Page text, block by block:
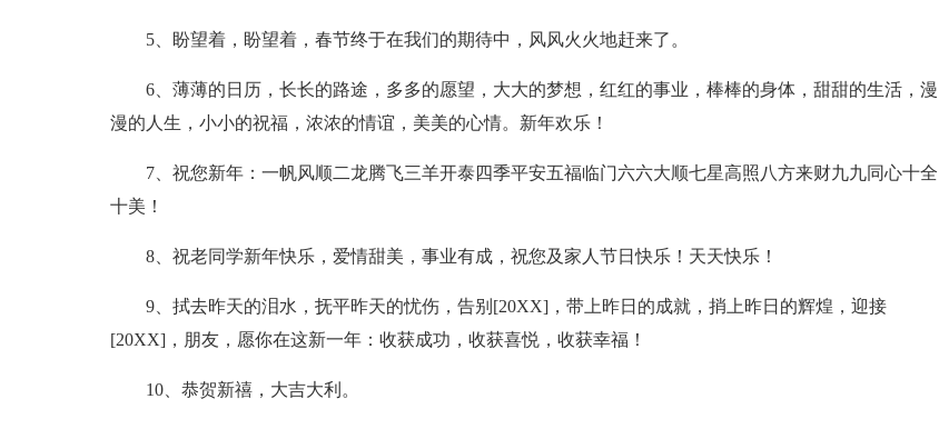
5、盼望着，盼望着，春节终于在我们的期待中，风风火火地赶来了。
6、薄薄的日历，长长的路途，多多的愿望，大大的梦想，红红的事业，棒棒的身体，甜甜的生活，漫
漫的人生，小小的祝福，浓浓的情谊，美美的心情。新年欢乐！
7、祝您新年：一帆风顺二龙腾飞三羊开泰四季平安五福临门六六大顺七星高照八方来财九九同心十全
十美！
8、祝老同学新年快乐，爱情甜美，事业有成，祝您及家人节日快乐！天天快乐！
9、拭去昨天的泪水，抚平昨天的忧伤，告别[20XX]，带上昨日的成就，捎上昨日的辉煌，迎接
[20XX]，朋友，愿你在这新一年：收获成功，收获喜悦，收获幸福！
10、恭贺新禧，大吉大利。